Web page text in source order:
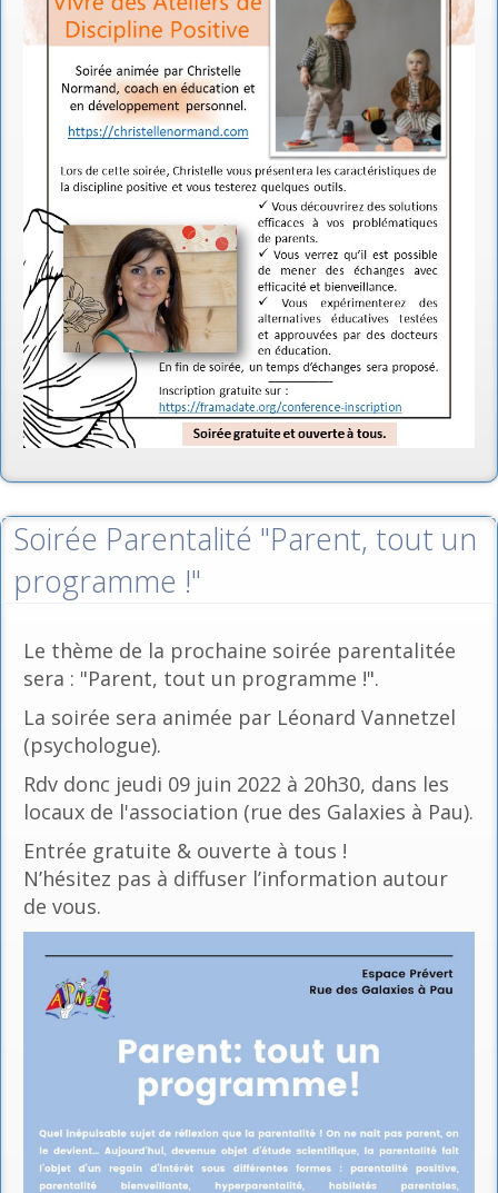
Soirée Parentalité "Parent, tout un
programme !"
Le thème de la prochaine soirée parentalitée
sera : "Parent, tout un programme !".
La soirée sera animée par Léonard Vannetzel
(psychologue).
Rdv donc jeudi 09 juin 2022 à 20h30, dans les
locaux de l'association (rue des Galaxies à Pau).
Entrée gratuite & ouverte à tous !
N’hésitez pas à diffuser l’information autour
de vous.